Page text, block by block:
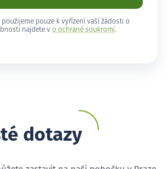
pouze k vyřízení vaší žádosti o
najdete v o ochraně soukromí .
dotazy